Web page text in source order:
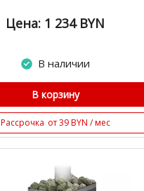
Цена: 1 234 BYN
В наличии
В корзину
Рассрочка от 39 BYN / мес